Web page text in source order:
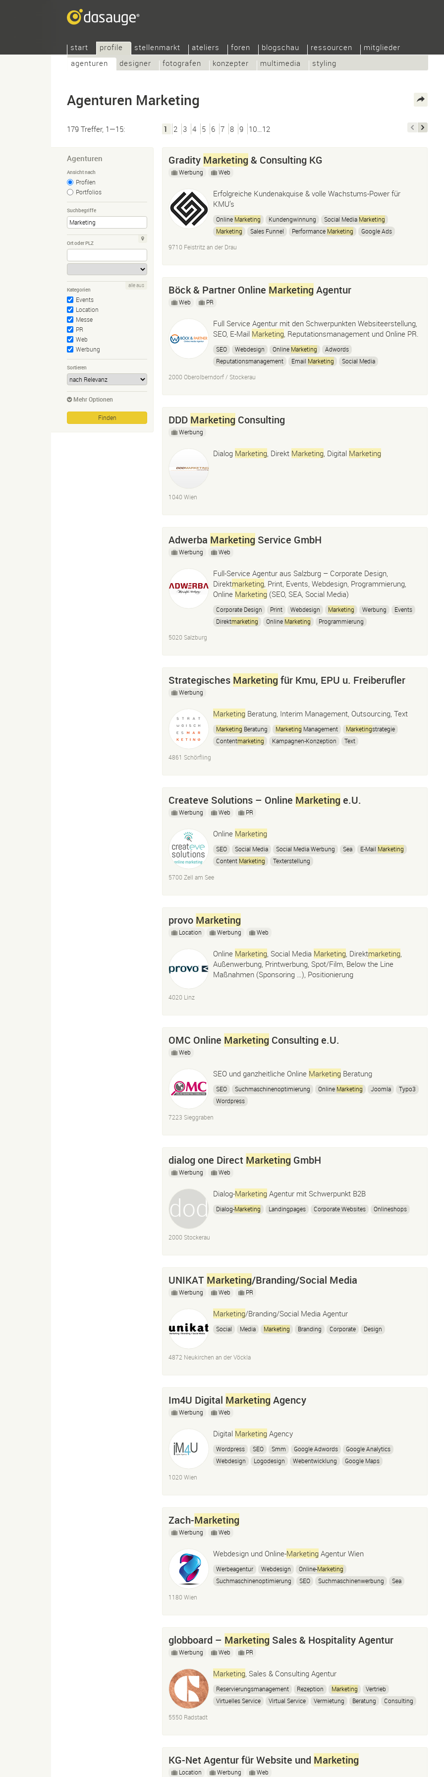
start
profile
agenturen
designer fotografen konzepter multimedia styling
stellenmarkt ateliers foren blogschau ressourcen mitglieder
Agenturen Marketing
179 Treffer, 1—15: 1 2 3 4 5 6 7 8 9 10…12
Agenturen
Ansicht nach
Profilen
Portfolios
Suchbegriffe
Ort oder PLZ
Kategorien
Events
Location
Messe
PR
Web
Werbung
alle aus
Sortieren
Mehr Optionen
Gradity Marketing & Consulting KG
Werbung Web
Erfolgreiche Kundenakquise & volle Wachstums-Power für
KMU’s
Online Marketing Kundengwinnung Social Media Marketing
Marketing
Sales Funnel Performance Marketing
Google Ads
9710 Feistritz an der Drau
Böck & Partner Online Marketing Agentur
Web PR
Full Service Agentur mit den Schwerpunkten Websiteerstellung,
SEO, E-Mail Marketing, Reputationsmanagement und Online PR.
SEO Webdesign Online Marketing
Adwords
Reputationsmanagement
Email Marketing
Social Media
Ärzte
2000 Oberolberndorf / Stockerau
DDD Marketing Consulting
Werbung
Dialog Marketing, Direkt Marketing, Digital Marketing
1040 Wien
Adwerba Marketing Service GmbH
Werbung Web
Full-Service Agentur aus Salzburg – Corporate Design,
Direktmarketing, Print, Events, Webdesign, Programmierung,
Online Marketing (SEO, SEA, Social Media)
Corporate Design Print Webdesign Marketing Werbung
Events
Direktmarketing Online Marketing
Programmierung
5020 Salzburg
Strategisches Marketing für Kmu, EPU u. Freiberufler
Werbung
Marketing Beratung, Interim Management, Outsourcing, Text
Marketing Beratung Marketing Management Marketingstrategie
Contentmarketing Kampagnen-Konzeption
Text
4861 Schörfling
Createve Solutions – Online Marketing e.U.
Werbung Web PR
Online Marketing
SEO Social Media Social Media Werbung Sea E-Mail Marketing
Content Marketing Texterstellung
5700 Zell am See
provo Marketing
Location Werbung Web
Online Marketing, Social Media Marketing, Direktmarketing,
Außenwerbung, Printwerbung, Spot/Film, Below the Line
Maßnahmen (Sponsoring …), Positionierung
4020 Linz
OMC Online Marketing Consulting e.U.
Web
SEO und ganzheitliche Online Marketing Beratung
SEO Suchmaschinenoptimierung Online Marketing Joomla
Typo3
Wordpress
7223 Sieggraben
dialog one Direct Marketing GmbH
Werbung Web
Dialog-Marketing Agentur mit Schwerpunkt B2B
Dialog-Marketing Landingpages Corporate Websites Onlineshops
2000 Stockerau
UNIKAT Marketing/Branding/Social Media
Werbung Web PR
Marketing/Branding/Social Media Agentur
Social Media Marketing Branding Corporate Design
4872 Neukirchen an der Vöckla
Im4U Digital Marketing Agency
Werbung Web
Digital Marketing Agency
Wordpress SEO Smm Google Adwords
Google Analytics
Webdesign
Logodesign Webentwicklung
Google Maps
1020 Wien
Zach-Marketing
Werbung Web
Webdesign und Online-Marketing Agentur Wien
Werbeagentur Webdesign Online-Marketing
Suchmaschinenoptimierung
SEO Suchmaschinenwerbung
Sea
1180 Wien
globboard – Marketing Sales & Hospitality Agentur
Werbung Web PR
Marketing, Sales & Consulting Agentur
Reservierungsmanagement Rezeption Marketing
Vertrieb
Virtuelles Service
Virtual Service Vermietung Beratung
Consulting
5550 Radstadt
KG-Net Agentur für Website und Marketing
Location Werbung Web